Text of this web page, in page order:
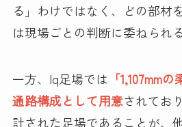
る」わけではなく、どの部材
は現場ごとの判断に委ねられ
一方、Iq足場では 「1,107mm
通路構成として用意されてお
計された足場であることが、